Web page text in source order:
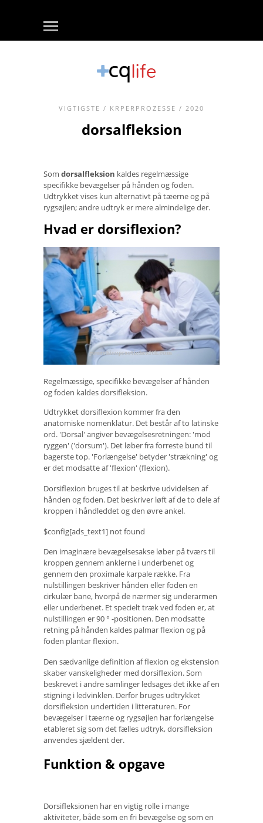
VIGTIGSTE / KRPERPROZESSE / 2020
dorsalfleksion
Som dorsalfleksion kaldes regelmæssige
specifikke bevægelser på hånden og foden.
Udtrykket vises kun alternativt på tæerne og på
rygsøjlen; andre udtryk er mere almindelige der.
Hvad er dorsiflexion?
Regelmæssige, specifikke bevægelser af hånden
og foden kaldes dorsifleksion.
Udtrykket dorsiflexion kommer fra den
anatomiske nomenklatur. Det består af to latinske
ord. 'Dorsal' angiver bevægelsesretningen: 'mod
ryggen' ('dorsum'). Det løber fra forreste bund til
bagerste top. 'Forlængelse' betyder 'strækning' og
er det modsatte af 'flexion' (flexion).
Dorsiflexion bruges til at beskrive udvidelsen af ​​
hånden og foden. Det beskriver løft af de to dele af
kroppen i håndleddet og den øvre ankel.
$config[ads_text1] not found
Den imaginære bevægelsesakse løber på tværs til
kroppen gennem anklerne i underbenet og
gennem den proximale karpale række. Fra
nulstillingen beskriver hånden eller foden en
cirkulær bane, hvorpå de nærmer sig underarmen
eller underbenet. Et specielt træk ved foden er, at
nulstillingen er 90 ° -positionen. Den modsatte
retning på hånden kaldes palmar flexion og på
foden plantar flexion.
Den sædvanlige definition af flexion og ekstension
skaber vanskeligheder med dorsiflexion. Som
beskrevet i andre samlinger ledsages det ikke af en
stigning i ledvinklen. Derfor bruges udtrykket
dorsifleksion undertiden i litteraturen. For
bevægelser i tæerne og rygsøjlen har forlængelse
etableret sig som det fælles udtryk, dorsifleksion
anvendes sjældent der.
Funktion & opgave
Dorsifleksionen har en vigtig rolle i mange
aktiviteter, både som en fri bevægelse og som en